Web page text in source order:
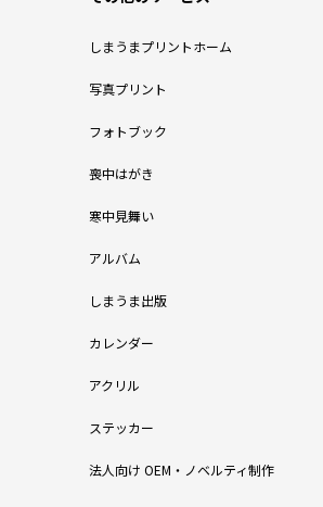
しまうまプリントホーム
写真プリント
フォトブック
喪中はがき
寒中見舞い
アルバム
しまうま出版
カレンダー
アクリル
ステッカー
法人向け OEM・ノベルティ制作